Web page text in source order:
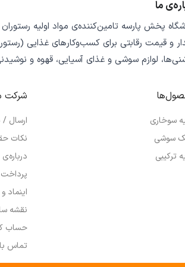
ما
پخش پارسه تامین‌کننده‌ی مواد اولیه
و قیمت رقابتی برای کسب‌وکارهای غذایی
لوازم سوشی و غذای آسیایی، قهوه و
سوخاری
سوشی
ترکیبی
شرکت
ارسال
نکات
اینماد
نقشه
حساب
تماس